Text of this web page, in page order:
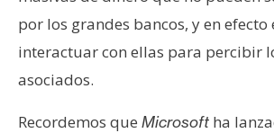
por los grandes bancos, y en
interactuar con ellas para percibir
asociados.
Recordemos que Microsoft ha